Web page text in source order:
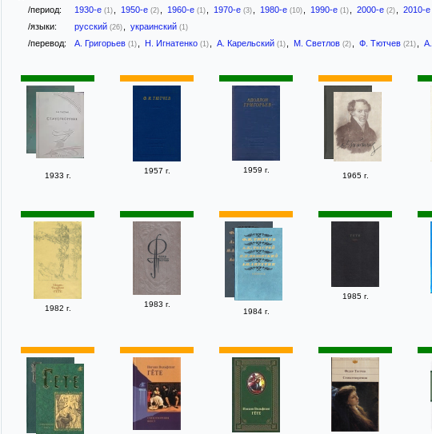
/период: 1930-е (1) 1950-е (2) 1960-е (1) 1970-е (3) 1980-е (10) 1990-е (1) 2000-е (2) 2010-е
/языки: русский (26) украинский (1)
/перевод: А. Григорьев (1) Н. Игнатенко (1) А. Карельский (1) М. Светлов (2) Ф. Тютчев (21)
1933 г.
1957 г. 1959 г.
1965 г.
1982 г.
1983 г.
1984 г.
1985 г.